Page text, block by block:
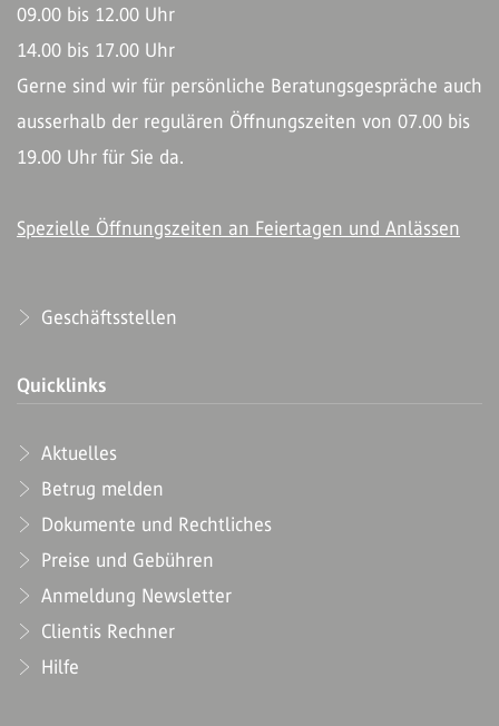
09.00 bis 12.00 Uhr
14.00 bis 17.00 Uhr
Gerne sind wir für persönliche Beratungsgespräche auch
ausserhalb der regulären Öffnungszeiten von 07.00 bis
19.00 Uhr für Sie da.
Spezielle Öffnungszeiten an Feiertagen und Anlässen
Geschäftsstellen
Quicklinks
Aktuelles
Betrug melden
Dokumente und Rechtliches
Preise und Gebühren
Anmeldung Newsletter
Clientis Rechner
Hilfe